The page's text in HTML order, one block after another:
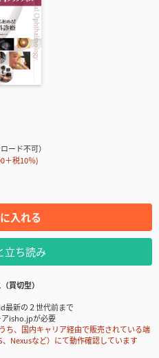
ード不可）
＋税10％)
入れる
立ち読み
買切型）
最新の２世代前まで
isho.jpが必要
、国内キャリア経由で販売されている端
、Nexusなど）にて動作確認しています